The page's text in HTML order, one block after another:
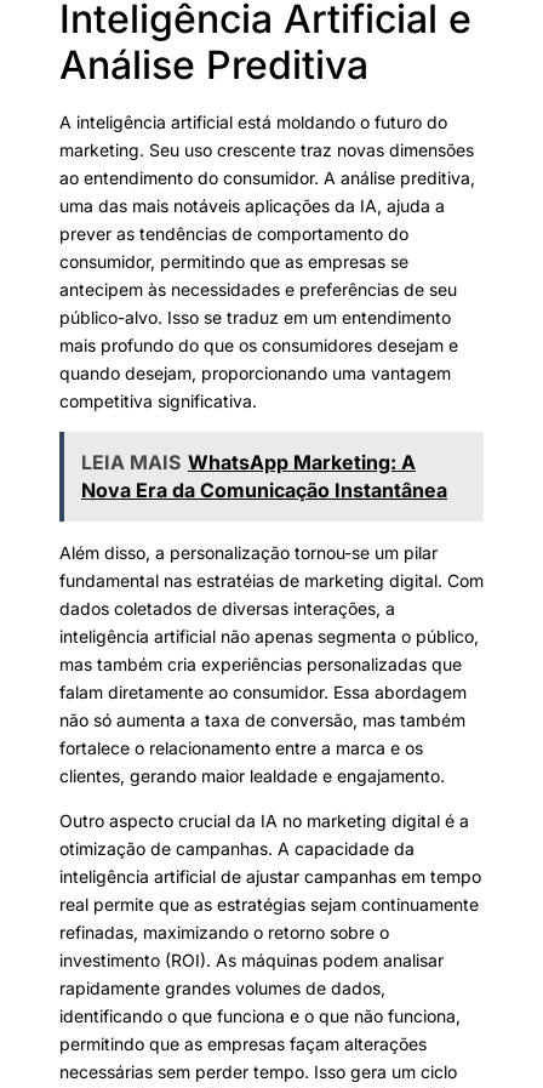
Inteligência Artificial e
Análise Preditiva
A inteligência artificial está moldando o futuro do
marketing. Seu uso crescente traz novas dimensões
ao entendimento do consumidor. A análise preditiva,
uma das mais notáveis aplicações da IA, ajuda a
prever as tendências de comportamento do
consumidor, permitindo que as empresas se
antecipem às necessidades e preferências de seu
público-alvo. Isso se traduz em um entendimento
mais profundo do que os consumidores desejam e
quando desejam, proporcionando uma vantagem
competitiva significativa.
LEIA MAIS WhatsApp Marketing: A
Nova Era da Comunicação Instantânea
Além disso, a personalização tornou-se um pilar
fundamental nas estratéias de marketing digital. Com
dados coletados de diversas interações, a
inteligência artificial não apenas segmenta o público,
mas também cria experiências personalizadas que
falam diretamente ao consumidor. Essa abordagem
não só aumenta a taxa de conversão, mas também
fortalece o relacionamento entre a marca e os
clientes, gerando maior lealdade e engajamento.
Outro aspecto crucial da IA no marketing digital é a
otimização de campanhas. A capacidade da
inteligência artificial de ajustar campanhas em tempo
real permite que as estratégias sejam continuamente
refinadas, maximizando o retorno sobre o
investimento (ROI). As máquinas podem analisar
rapidamente grandes volumes de dados,
identificando o que funciona e o que não funciona,
permitindo que as empresas façam alterações
necessárias sem perder tempo. Isso gera um ciclo